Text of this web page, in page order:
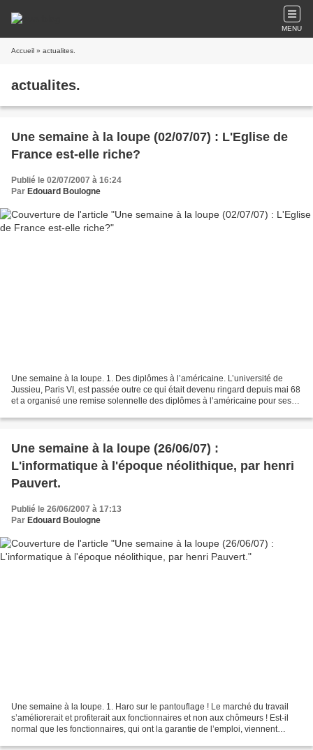
MENU
Accueil » actualites.
actualites.
Une semaine à la loupe (02/07/07) : L'Eglise de
France est-elle riche?
Publié le 02/07/2007 à 16:24
Par Edouard Boulogne
Une semaine à la loupe. 1. Des diplômes à l’américaine. L’université de
Jussieu, Paris VI, est passée outre ce qui était devenu ringard depuis mai 68
et a organisé une remise solennelle des diplômes à l’américaine pour ses
Une semaine à la loupe (26/06/07) :
L'informatique à l'époque néolithique, par henri
Pauvert.
Publié le 26/06/2007 à 17:13
Par Edouard Boulogne
Une semaine à la loupe. 1. Haro sur le pantouflage ! Le marché du travail
s’améliorerait et profiterait aux fonctionnaires et non aux chômeurs ! Est-il
normal que les fonctionnaires, qui ont la garantie de l’emploi, viennent